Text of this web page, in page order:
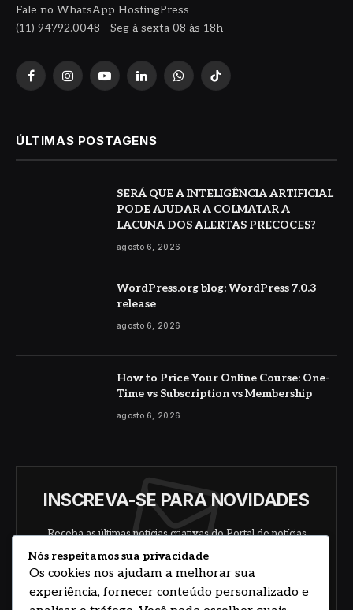
Fale no WhatsApp HostingPress
(11) 94792.0048 - Seg à sexta 08 às 18h
FacebookInstagramYouTubeLinkedInWhatsAppTikTok
ÚLTIMAS POSTAGENS
SERÁ QUE A INTELIGÊNCIA ARTIFICIAL
PODE AJUDAR A COLMATAR A
LACUNA DOS ALERTAS PRECOCES?
agosto 6, 2026
WordPress.org blog: WordPress 7.0.3
release
agosto 6, 2026
How to Price Your Online Course: One-
Time vs Subscription vs Membership
agosto 6, 2026
INSCREVA-SE PARA NOVIDADES
Receba as últimas notícias criativas do Portal de notícias
sobre arte, design e negócios.
Nós respeitamos sua privacidade
Os cookies nos ajudam a melhorar sua
experiência, fornecer conteúdo personalizado e